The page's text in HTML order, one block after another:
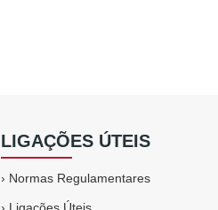
LIGAÇÕES ÚTEIS
› Normas Regulamentares